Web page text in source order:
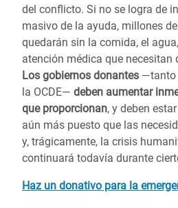
del conflicto. Si no se logra de
masivo de la ayuda, millones
quedarán sin la comida, el
atención médica que necesitan
Los gobiernos donantes —tanto
la OCDE— deben aumentar
que proporcionan, y deben
aún más puesto que las
y, trágicamente, la crisis
continuará todavía durante
Haz un donativo para la